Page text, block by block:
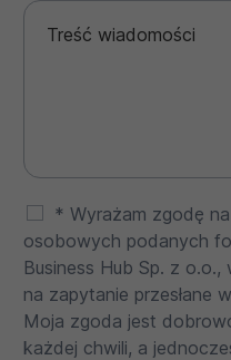
* Wyrażam zgodę
osobowych podanych
Business Hub Sp. z
na zapytanie przesłane
Moja zgoda jest
każdej chwili, a